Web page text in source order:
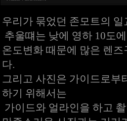
우리가 묶었던 존모트의
추울떄는 낮에 영하 10도
온도변화 때문에 많은 렌
다.
그리고 사진은 가이드로부
하기 위해서는
가이드와 얼라인을 하고